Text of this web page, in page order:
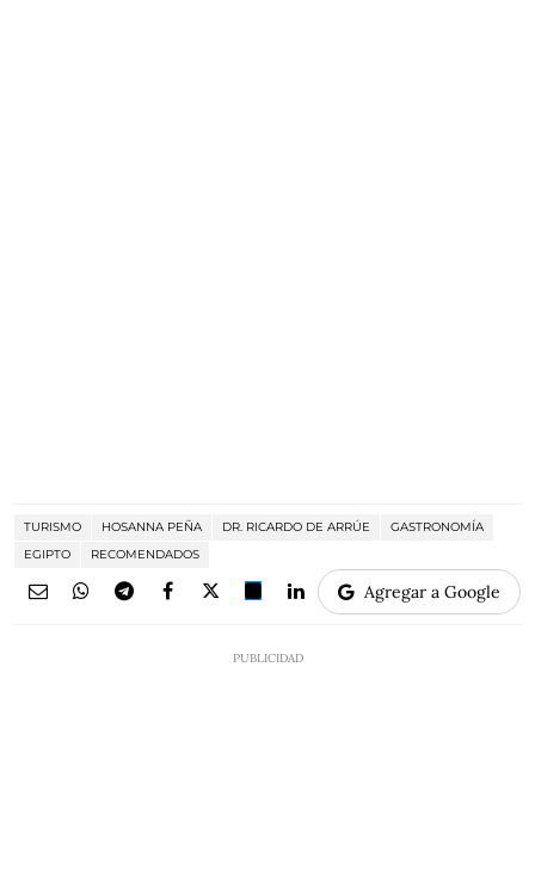
TURISMO HOSANNA PEÑA DR. RICARDO DE ARRÚE
GASTRONOMÍA
EGIPTO
RECOMENDADOS
Agregar a Google